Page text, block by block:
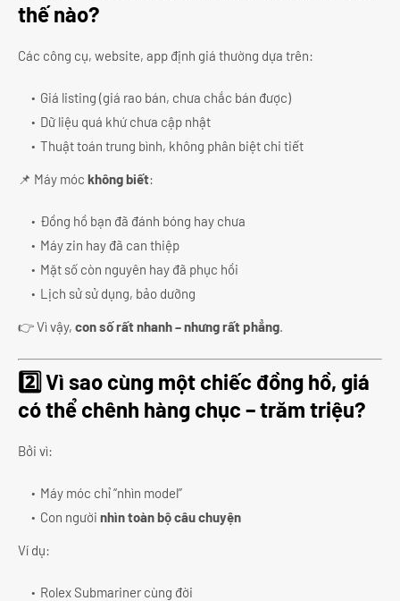
thế nào?
Các công cụ, website, app định giá thường dựa trên:
Giá listing (giá rao bán, chưa chắc bán được)
Dữ liệu quá khứ chưa cập nhật
Thuật toán trung bình, không phân biệt chi tiết
📌 Máy móc không biết:
Đồng hồ bạn đã đánh bóng hay chưa
Máy zin hay đã can thiệp
Mặt số còn nguyên hay đã phục hồi
Lịch sử sử dụng, bảo dưỡng
👉 Vì vậy, con số rất nhanh – nhưng rất phẳng.
2️⃣ Vì sao cùng một chiếc đồng hồ, giá
có thể chênh hàng chục – trăm triệu?
Bởi vì:
Máy móc chỉ “nhìn model”
Con người nhìn toàn bộ câu chuyện
Ví dụ:
Rolex Submariner cùng đời